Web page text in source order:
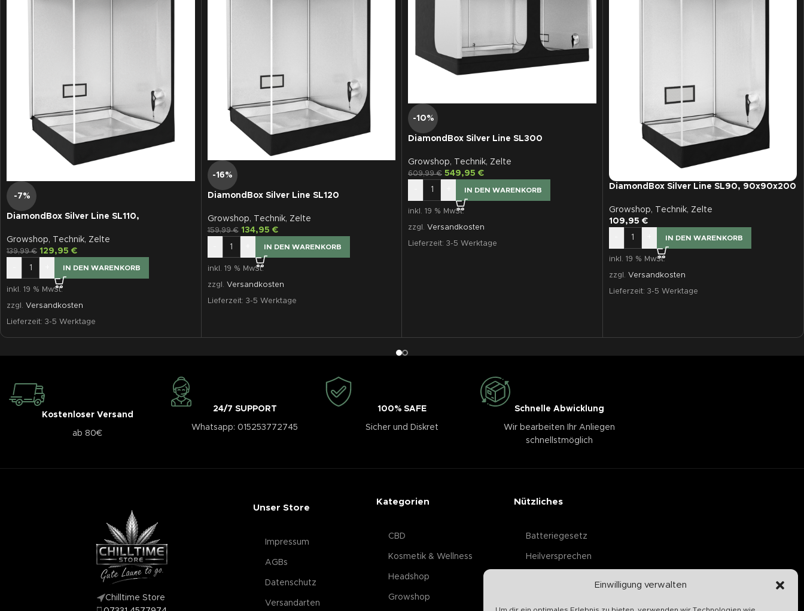
Einwilligung verwalten
-7%
DiamondBox Silver Line SL110,
Growshop, Technik, Zelte
139,99€ 129,95 €
IN DEN WARENKORB
inkl. 19 % MwSt.
zzgl. Versandkosten
Lieferzeit: 3-5 Werktage
-16%
DiamondBox Silver Line SL120
Growshop, Technik, Zelte
159,99€ 134,95 €
IN DEN WARENKORB
inkl. 19 % MwSt.
zzgl. Versandkosten
Lieferzeit: 3-5 Werktage
-10%
DiamondBox Silver Line SL300
Growshop, Technik, Zelte
609,99€ 549,95 €
IN DEN WARENKORB
inkl. 19 % MwSt.
zzgl. Versandkosten
Lieferzeit: 3-5 Werktage
DiamondBox Silver Line SL90, 90x90x200
Growshop, Technik, Zelte
109,95 €
IN DEN WARENKORB
inkl. 19 % MwSt.
zzgl. Versandkosten
Lieferzeit: 3-5 Werktage
Kostenloser Versand
ab 80€
24/7 SUPPORT
Whatsapp: 015253772745
100% SAFE
Sicher und Diskret
Schnelle Abwicklung
Wir bearbeiten Ihr Anliegen
schnellstmöglich
Chilltime Store
Unser Store
Impressum
AGBs
Datenschutz
Versandarten
Kategorien
CBD
Kosmetik & Wellness
Headshop
Growshop
Nützliches
Batteriegesetz
Heilversprechen